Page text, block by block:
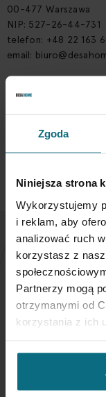
Zgoda
Niniejsza strona
Wykorzystujemy
i reklam, aby
analizować ruch
korzystasz z
Partnerzy mogą
otrzymanymi od
korzystania z ich
00-477 Warszawa
NIP: 527-26-44-731
telefon: +48 22 163
email:
00-477 Warszawa
NEWSLETTER
Jeśli chcesz
dotyczące oferty
newslettera.